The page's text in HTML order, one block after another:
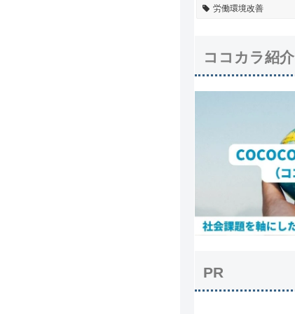
労働環境改善
ココカラ紹介
PR